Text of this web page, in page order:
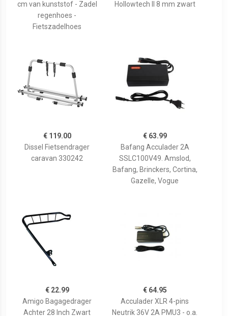
cm van kunststof - Zadel
regenhoes -
Fietszadelhoes
Hollowtech II 8 mm zwart
€ 119.00
Dissel Fietsendrager
caravan 330242
€ 63.99
Bafang Acculader 2A
SSLC100V49. Amslod,
Bafang, Brinckers, Cortina,
Gazelle, Vogue
€ 22.99
Amigo Bagagedrager
Achter 28 Inch Zwart
€ 64.95
Acculader XLR 4-pins
Neutrik 36V 2A PMU3 - o.a.